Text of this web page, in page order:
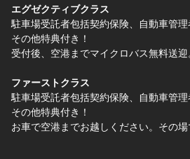
エグゼクティブクラス
駐車場受託者包括契約保険、自動車管
その他特典付き！
受付後、空港までマイクロバス無料送迎
ファーストクラス
駐車場受託者包括契約保険、自動車管
その他特典付き！
お車で空港までお越しください。その場